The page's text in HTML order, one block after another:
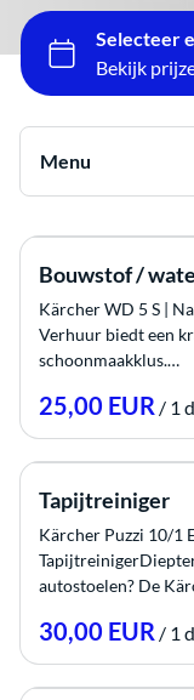
Menu
Tenten
Tafels & Stoelen
Verlichting
Geluid
Verwarming
Catering
Bruiloft
Spellen
Bouwstof /
Kärcher WD 5 S |
Verhuur biedt een
schoonmaakklus.…
/
Tapijtreiniger
Kärcher Puzzi 10/1
autostoelen? De
/